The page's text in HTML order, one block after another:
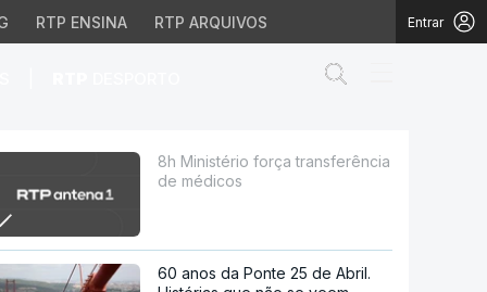
RTP ENSINA RTP ARQUIVOS Entrar
8h Ministério força transferência
de médicos
60 anos da Ponte 25 de Abril.